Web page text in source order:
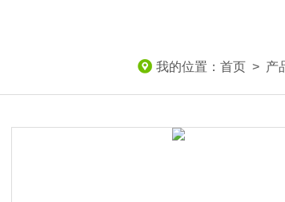
我的位置： 首页 > 产